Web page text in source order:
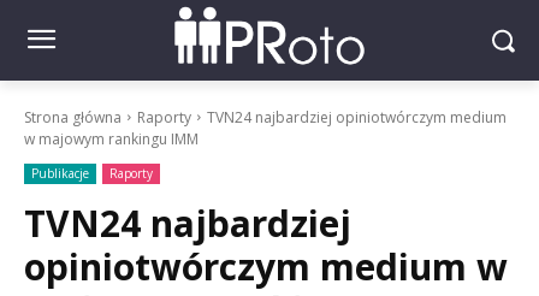
Strona główna Raporty
TVN24 najbardziej opiniotwórczym medium
w majowym rankingu IMM
Publikacje Raporty
TVN24 najbardziej
opiniotwórczym medium w